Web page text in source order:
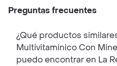
Preguntas frecuentes
¿Qué productos
Multivitaminico Con
puedo encontrar en La